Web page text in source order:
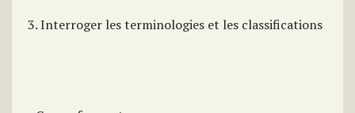
3. Interroger les terminologies et les classifications